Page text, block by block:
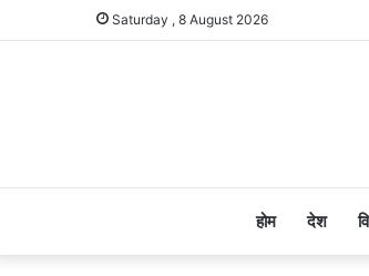
Saturday , 8 August 2026
होम देश